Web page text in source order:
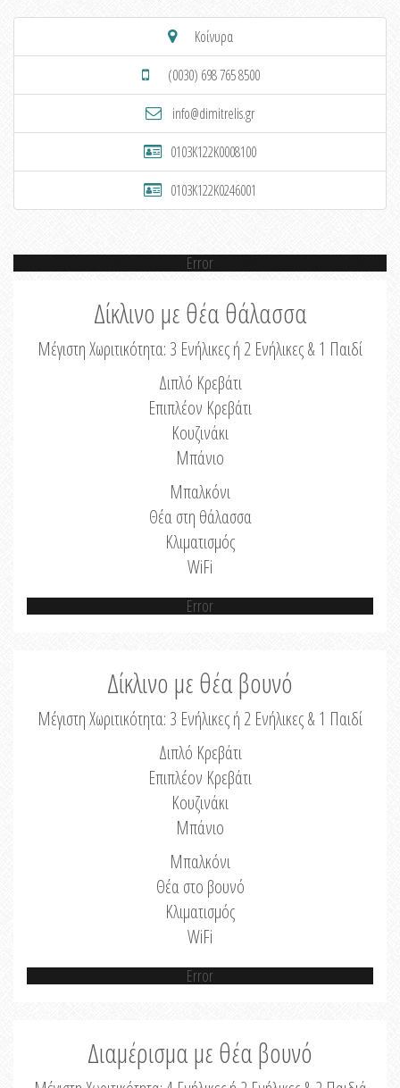
Κοίνυρα
(0030) 698 765 8500
info@dimitrelis.gr
0103K122K0008100
0103K122K0246001
Error
Δίκλινο με θέα θάλασσα
Μέγιστη Χωριτικότητα: 3 Ενήλικες ή 2 Ενήλικες & 1 Παιδί
Διπλό Κρεβάτι
Επιπλέον Κρεβάτι
Κουζινάκι
Μπάνιο
Μπαλκόνι
Θέα στη θάλασσα
Κλιματισμός
WiFi
Error
Δίκλινο με θέα βουνό
Μέγιστη Χωριτικότητα: 3 Ενήλικες ή 2 Ενήλικες & 1 Παιδί
Διπλό Κρεβάτι
Επιπλέον Κρεβάτι
Κουζινάκι
Μπάνιο
Μπαλκόνι
Θέα στο βουνό
Κλιματισμός
WiFi
Error
Διαμέρισμα με θέα βουνό